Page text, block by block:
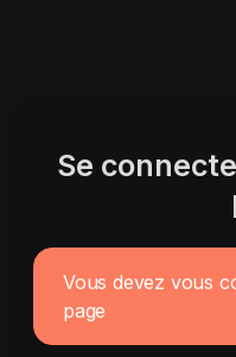
Se
Vous devez vous
page